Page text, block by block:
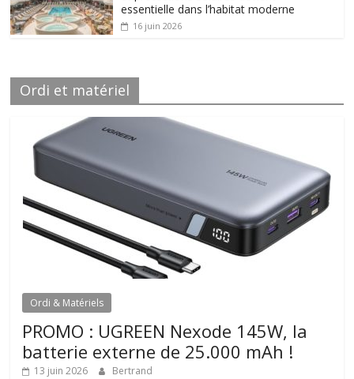
essentielle dans l’habitat moderne
16 juin 2026
Ordi et matériel
Ordi & Matériels
PROMO : UGREEN Nexode 145W, la
batterie externe de 25.000 mAh !
13 juin 2026 Bertrand